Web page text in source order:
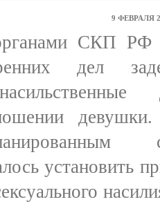
9 ФЕВРАЛЯ
СКП РФ
дел
установить